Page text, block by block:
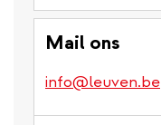
Mail ons
info@leuven.be